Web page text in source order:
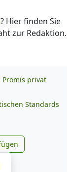
? Hier finden Sie
zur Redaktion.
Promis privat
Standards
Google
auf Telegram
X